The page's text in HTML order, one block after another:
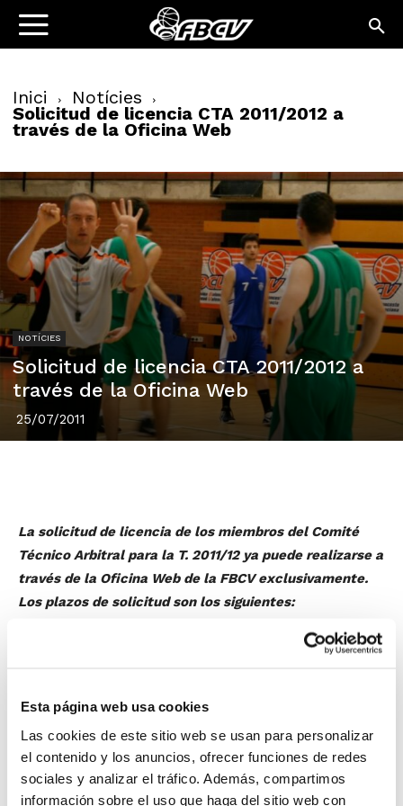
Esta página web usa cookies
Las cookies de este sitio web se usan para personalizar
el contenido y los anuncios, ofrecer funciones de redes
sociales y analizar el tráfico. Además, compartimos
información sobre el uso que haga del sitio web con
Inici Notícies
Solicitud de licencia CTA 2011/2012 a
través de la Oficina Web
NOTÍCIES
Solicitud de licencia CTA 2011/2012 a
través de la Oficina Web
25/07/2011
La solicitud de licencia de los miembros del Comité
Técnico Arbitral para la T. 2011/12 ya puede realizarse a
través de la Oficina Web de la FBCV exclusivamente.
Los plazos de solicitud son los siguientes:
Categorías 1ªDivisión, Autónomica y Zonal:Hasta el
COM, CIAR y CAR:
Para llevar a cabo la solicitud deberá hacerlo a través
de la Oficina Web.